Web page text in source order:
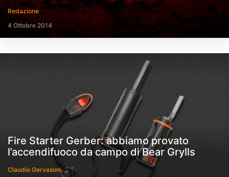
Redazione
4 Ottobre 2014
Fire Starter Gerber: abbiamo provato
l’accendifuoco da campo di Bear Grylls
Claudio Gervasoni